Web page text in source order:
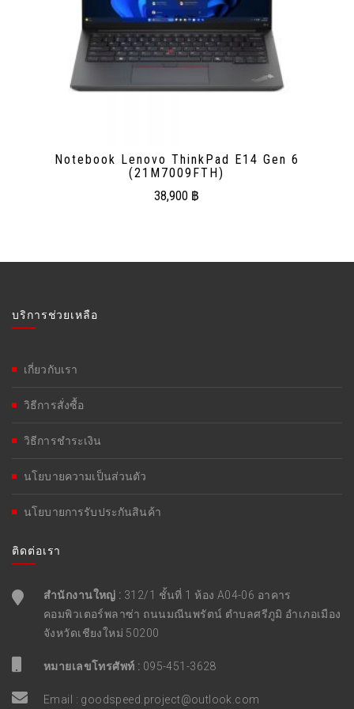
Notebook Lenovo ThinkPad E14 Gen 6
(21M7009FTH)
38,900 ฿
บริการช่วยเหลือ
เกี่ยวกับเรา
วิธีการสั่งซื้อ
วิธีการชำระเงิน
นโยบายความเป็นส่วนตัว
นโยบายการรับประกันสินค้า
ติดต่อเรา
สำนักงานใหญ่ : 312/1 ชั้นที่ 1 ห้อง A04-06 อาคาร
คอมพิวเตอร์พลาซ่า ถนนมณีนพรัตน์ ตำบลศรีภูมิ อำเภอเมือง
จังหวัดเชียงใหม่ 50200
หมายเลขโทรศัพท์ : 095-451-3628
Email : goodspeed.project@outlook.com